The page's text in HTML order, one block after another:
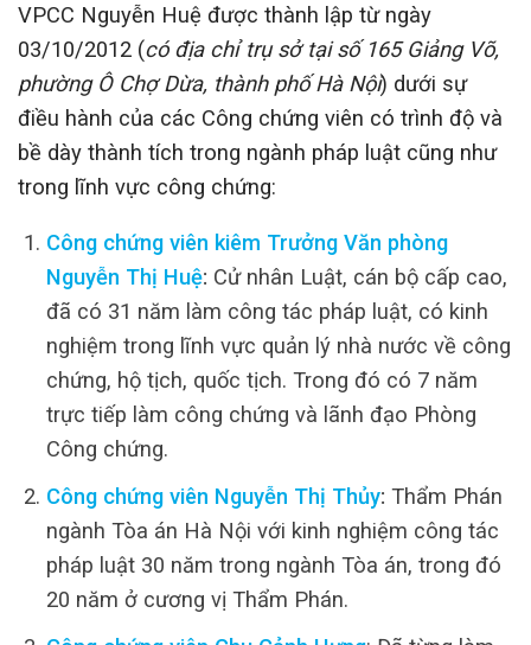
VPCC Nguyễn Huệ được thành lập từ ngày
03/10/2012 (có địa chỉ trụ sở tại số 165 Giảng Võ,
phường Ô Chợ Dừa, thành phố Hà Nội) dưới sự
điều hành của các Công chứng viên có trình độ và
bề dày thành tích trong ngành pháp luật cũng như
trong lĩnh vực công chứng:
Công chứng viên kiêm Trưởng Văn phòng
Nguyễn Thị Huệ: Cử nhân Luật, cán bộ cấp cao,
đã có 31 năm làm công tác pháp luật, có kinh
nghiệm trong lĩnh vực quản lý nhà nước về công
chứng, hộ tịch, quốc tịch. Trong đó có 7 năm
trực tiếp làm công chứng và lãnh đạo Phòng
Công chứng.
Công chứng viên Nguyễn Thị Thủy: Thẩm Phán
ngành Tòa án Hà Nội với kinh nghiệm công tác
pháp luật 30 năm trong ngành Tòa án, trong đó
20 năm ở cương vị Thẩm Phán.